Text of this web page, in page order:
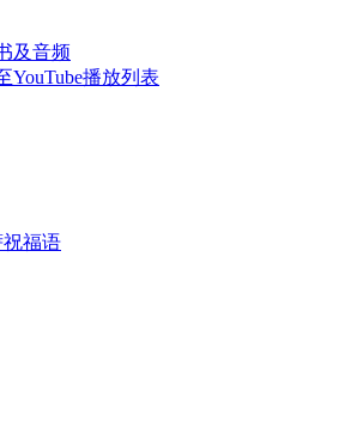
及音频
YouTube播放列表
祝福语